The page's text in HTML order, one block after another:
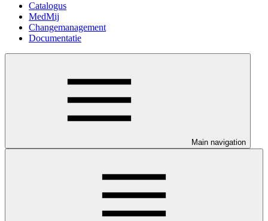
Catalogus
MedMij
Changemanagement
Documentatie
Main navigation